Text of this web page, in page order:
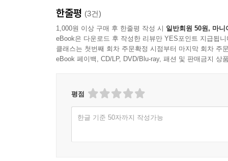
-구차하게 모면하고 미봉으로 넘어간다
-제 입으로 하는 칭찬
불통즉통不通則痛
-통하면 안 아프고, 안 통하면 아프다
-구들이 내려앉고 기와가 부서지다
징비후환懲毖後患
-지난 일을 경계 삼아 뒷근심을 막는다
-인문을 널리 닦고 인의를 깊게 한다
한줄평 (3건)
1,000원 이상 구매 후 한줄평 작성 시 일반회원 50원, 마니
eBook은 다운로드 후 작성한 리뷰만 YES포인트 지급됩니
클래스는 첫번째 회차 주문확정 시점부터 마지막 회차 주
eBook 페이백, CD/LP, DVD/Blu-ray, 패션 및 판매금지 상
평점
한글 기준 50자까지 작성가능